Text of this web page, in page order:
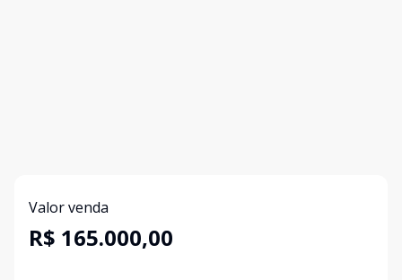
Valor venda
R$ 165.000,00